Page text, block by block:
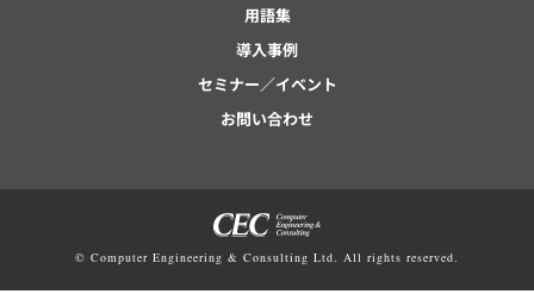
用語集
導入事例
セミナー／イベント
お問い合わせ
© Computer Engineering & Consulting Ltd. All rights reserved.